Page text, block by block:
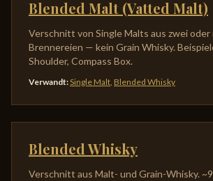
Blended Malt (Vatted Malt)
Verschnitt von Single Malts aus zwei oder
Brennereien — kein Grain Whisky.
Shoulder, Compass Box.
Verwandt:Single Malt, Blended Whisky
Blended Whisky
Verschnitt aus Malt- und Grain-Whisky.